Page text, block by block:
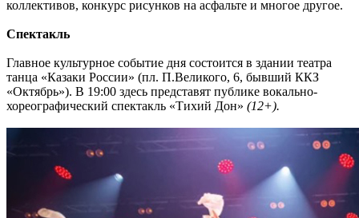
коллективов, конкурс рисунков на асфальте и многое другое.
Спектакль
Главное культурное событие дня состоится в здании театра
танца «Казаки России» (пл. П.Великого, 6, бывший ККЗ
«Октябрь»). В 19:00 здесь представят публике вокально-
хореографический спектакль «Тихий Дон» (12+).